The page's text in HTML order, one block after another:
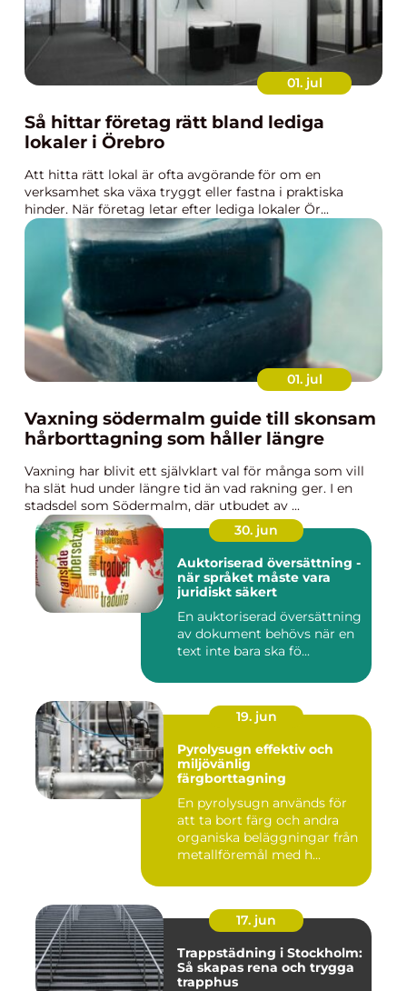
01. jul
Så hittar företag rätt bland lediga
lokaler i Örebro
Att hitta rätt lokal är ofta avgörande för om en
verksamhet ska växa tryggt eller fastna i praktiska
hinder. När företag letar efter lediga lokaler Ör...
01. jul
Vaxning södermalm guide till skonsam
hårborttagning som håller längre
Vaxning har blivit ett självklart val för många som vill
ha slät hud under längre tid än vad rakning ger. I en
stadsdel som Södermalm, där utbudet av ...
30. jun
Auktoriserad översättning -
när språket måste vara
juridiskt säkert
En auktoriserad översättning
av dokument behövs när en
text inte bara ska fö...
19. jun
Pyrolysugn effektiv och
miljövänlig
färgborttagning
En pyrolysugn används för
att ta bort färg och andra
organiska beläggningar från
metallföremål med h...
17. jun
Trappstädning i Stockholm:
Så skapas rena och trygga
trapphus